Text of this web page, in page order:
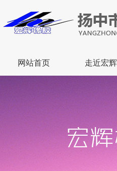
网站首页 走近宏辉